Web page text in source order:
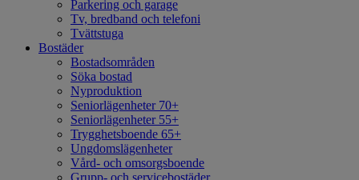
Parkering och garage
Tv, bredband och telefoni
Tvättstuga
Bostäder
Bostadsområden
Söka bostad
Nyproduktion
Seniorlägenheter 70+
Seniorlägenheter 55+
Trygghetsboende 65+
Ungdomslägenheter
Vård- och omsorgsboende
Grupp- och servicebostäder